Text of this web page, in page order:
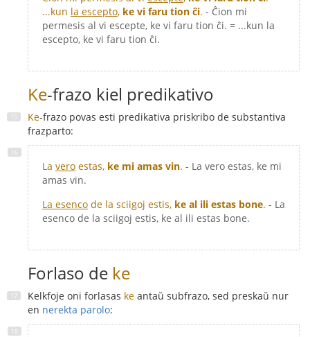
...kun la escepto, ke vi faru tion ĉi. - Ĉion mi
permesis al vi escepte, ke vi faru tion ĉi. = ...kun la
escepto, ke vi faru tion ĉi.
Ke-frazo kiel predikativo
Ke-frazo povas esti predikativa priskribo de substantiva
frazparto:
La vero estas, ke mi amas vin. - La vero estas, ke mi
amas vin.
La esenco de la sciigoj estis, ke al ili estas bone. - La
esenco de la sciigoj estis, ke al ili estas bone.
Forlaso de ke
Kelkfoje oni forlasas ke antaŭ subfrazo, sed preskaŭ nur
en nerekta parolo: